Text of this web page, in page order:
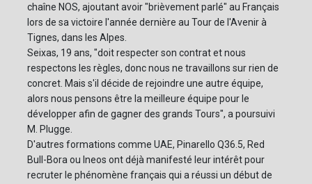
chaîne NOS, ajoutant avoir "brièvement parlé" au Français
lors de sa victoire l'année dernière au Tour de l'Avenir à
Tignes, dans les Alpes.
Seixas, 19 ans, "doit respecter son contrat et nous
respectons les règles, donc nous ne travaillons sur rien de
concret. Mais s'il décide de rejoindre une autre équipe,
alors nous pensons être la meilleure équipe pour le
développer afin de gagner des grands Tours", a poursuivi
M. Plugge.
D'autres formations comme UAE, Pinarello Q36.5, Red
Bull-Bora ou Ineos ont déjà manifesté leur intérêt pour
recruter le phénomène français qui a réussi un début de